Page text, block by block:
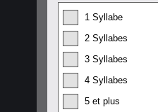
1 Syllabe
2 Syllabes
3 Syllabes
4 Syllabes
5 et plus